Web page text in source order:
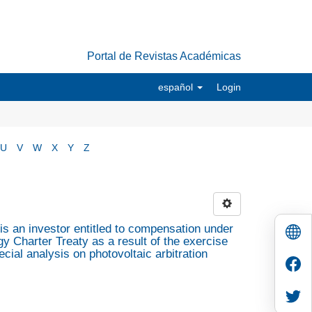
Portal de Revistas Académicas
español Login
U V W X Y Z
an investor entitled to compensation under
Charter Treaty as a result of the exercise
analysis on photovoltaic arbitration